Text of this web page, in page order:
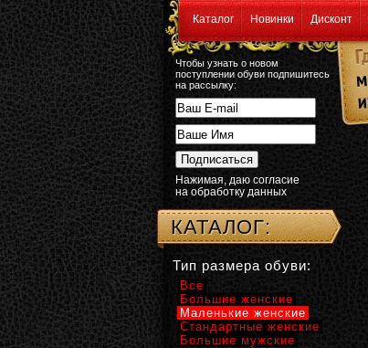
Каталог Новинки Дисконт
Чтобы узнать о новом
поступлении обуви подпишитесь
на рассылку:
Нажимая, даю согласие
на обработку данных
КАТАЛОГ:
Тип размера обуви:
Все
Большие женские
Маленькие женские
Стандартные женские
Большие мужские